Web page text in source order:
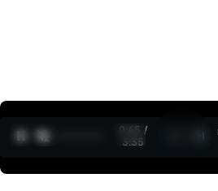
0:46 /
3:35